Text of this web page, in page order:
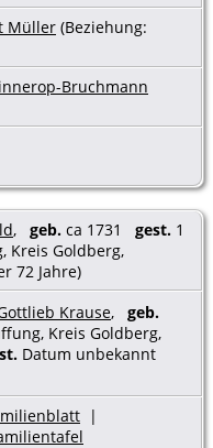
Müller (Beziehung:
Bruchmann
, geb. ca 1731 gest. 1
Kreis Goldberg,
72 Jahre)
Krause, geb.
Kreis Goldberg,
Datum unbekannt
|